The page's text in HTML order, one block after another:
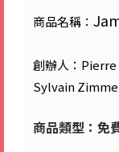
商品名稱：
創辦人：​
Sylvain
商品類型：​免